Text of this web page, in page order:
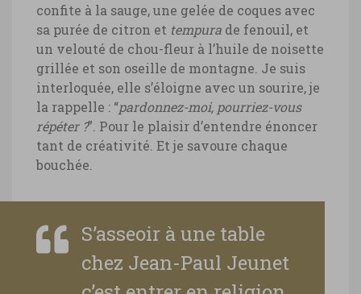
confite à la sauge, une gelée de coques avec
sa purée de citron et tempura de fenouil, et
un velouté de chou-fleur à l’huile de noisette
grillée et son oseille de montagne. Je suis
interloquée, elle s’éloigne avec un sourire, je
la rappelle : “pardonnez-moi, pourriez-vous
répéter ?”. Pour le plaisir d’entendre énoncer
tant de créativité. Et je savoure chaque
bouchée.
S’asseoir à une table
chez Jean-Paul Jeunet